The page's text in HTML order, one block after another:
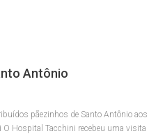
Antônio
pãezinhos de Santo Antônio aos
O Hospital Tacchini recebeu uma visita